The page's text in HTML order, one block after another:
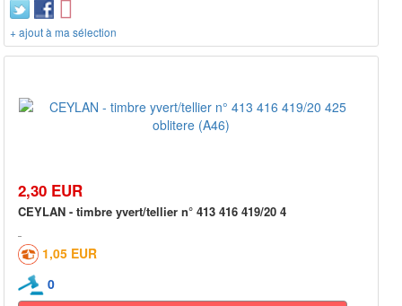
+ ajout à ma sélection
2,30 EUR
CEYLAN - timbre yvert/tellier n° 413 416 419/20 4
1,05 EUR
0